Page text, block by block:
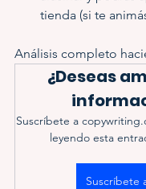
tienda (si te
Análisis completo
¿Deseas
Suscríbete a
leyendo esta
Suscríbete